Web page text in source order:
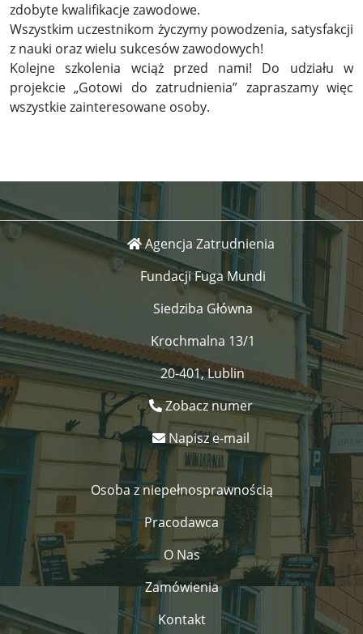
zdobyte kwalifikacje zawodowe.
Wszystkim uczestnikom życzymy powodzenia, satysfakcji
z nauki oraz wielu sukcesów zawodowych!
Kolejne szkolenia wciąż przed nami! Do udziału w
projekcie „Gotowi do zatrudnienia” zapraszamy więc
wszystkie zainteresowane osoby.
Agencja Zatrudnienia
Fundacji Fuga Mundi
Siedziba Główna
Krochmalna 13/1
20-401, Lublin
Zobacz numer
Napisz e-mail
Osoba z niepełnosprawnością
Pracodawca
O Nas
Zamówienia
Kontakt